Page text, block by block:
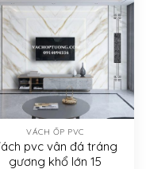
VÁCH ỐP PVC
pvc vân đá tráng
gương khổ lớn 15